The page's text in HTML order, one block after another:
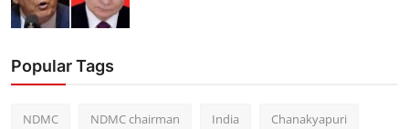
Popular Tags
NDMC NDMC chairman India Chanakyapuri